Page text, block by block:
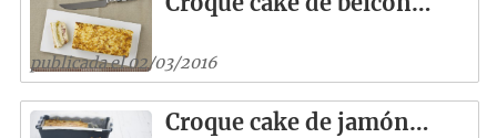
publicada el 02/03/2016
Croque cake de jamón…